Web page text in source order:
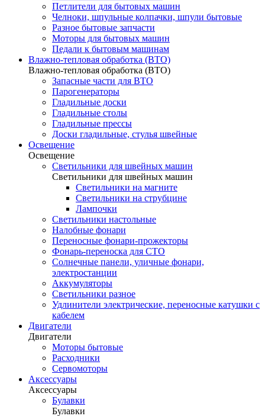
Петлители для бытовых машин
Челноки, шпульные колпачки, шпули бытовые
Разное бытовые запчасти
Моторы для бытовых машин
Педали к бытовым машинам
Влажно-тепловая обработка (ВТО)
Влажно-тепловая обработка (ВТО)
Запасные части для ВТО
Парогенераторы
Гладильные доски
Гладильные столы
Гладильные прессы
Доски гладильные, стулья швейные
Освещение
Освещение
Светильники для швейных машин
Светильники для швейных машин
Светильники на магните
Светильники на струбцине
Лампочки
Светильники настольные
Налобные фонари
Переносные фонари-прожекторы
Фонарь-переноска для СТО
Солнечные панели, уличные фонари,
электростанции
Аккумуляторы
Светильники разное
Удлинители электрические, переносные катушки с
кабелем
Двигатели
Двигатели
Моторы бытовые
Расходники
Сервомоторы
Аксессуары
Аксессуары
Булавки
Булавки